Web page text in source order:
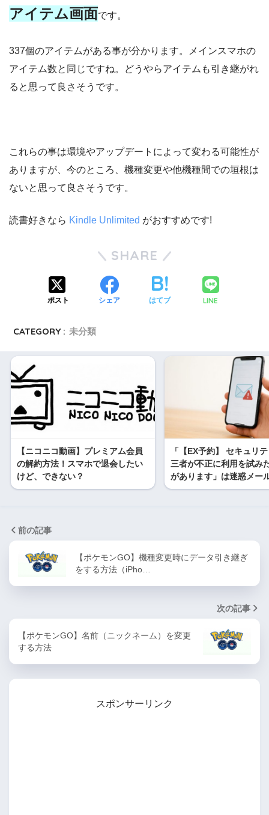
アイテム画面です。
337個のアイテムがある事が分かります。メインスマホの
アイテム数と同じですね。どうやらアイテムも引き継がれ
ると思って良さそうです。
これらの事は環境やアップデートによって変わる可能性が
ありますが、今のところ、機種変更や他機種間での垣根は
ないと思って良さそうです。
読書好きなら Kindle Unlimited がおすすめです!
SHARE
ポスト シェア はてブ LINE
CATEGORY : 未分類
【ニコニコ動画】プレミアム会員
の解約方法！スマホで退会したい
けど、できない？
「【EX予約】 セキュリ
三者が不正に利用を試み
があります」は迷惑メー
前の記事
【ポケモンGO】機種変更時にデータ引き継ぎ
をする方法（iPho…
次の記事
【ポケモンGO】名前（ニックネーム）を変更
する方法
スポンサーリンク